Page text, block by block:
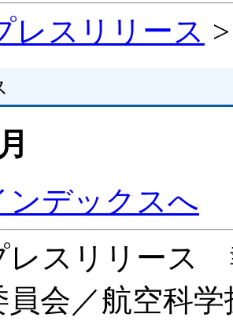
レスリリース
ンデックスへ
レスリリース
員会／航空科